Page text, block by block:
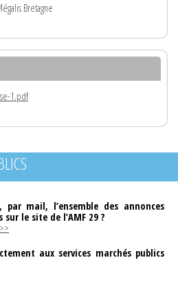
Bretagne
1.pdf
par mail, l’ensemble des annonces
le site de l’AMF 29 ?
aux services marchés publics